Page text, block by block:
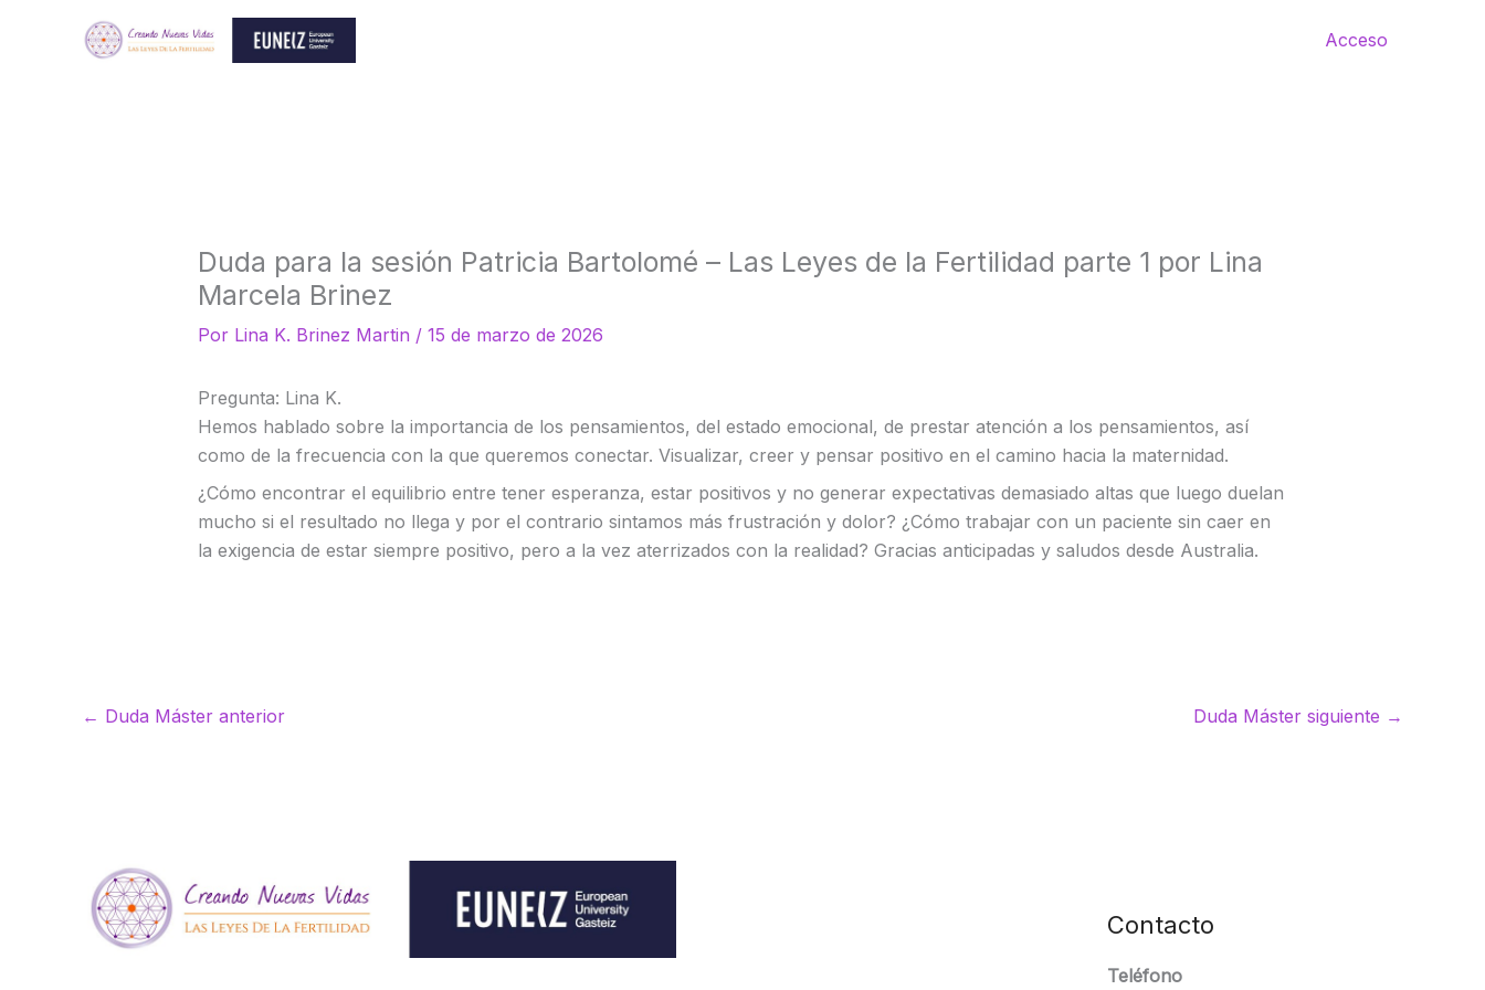
Acceso
Duda para la sesión Patricia Bartolomé – Las Leyes de la Fertilidad parte 1 por Lina
Marcela Brinez
Por Lina K. Brinez Martin / 15 de marzo de 2026
Pregunta: Lina K.
Hemos hablado sobre la importancia de los pensamientos, del estado emocional, de prestar atención a los pensamientos, así
como de la frecuencia con la que queremos conectar. Visualizar, creer y pensar positivo en el camino hacia la maternidad.
¿Cómo encontrar el equilibrio entre tener esperanza, estar positivos y no generar expectativas demasiado altas que luego duelan
mucho si el resultado no llega y por el contrario sintamos más frustración y dolor? ¿Cómo trabajar con un paciente sin caer en
la exigencia de estar siempre positivo, pero a la vez aterrizados con la realidad? Gracias anticipadas y saludos desde Australia.
← Duda Máster anterior Duda Máster siguiente →
Contacto
Teléfono